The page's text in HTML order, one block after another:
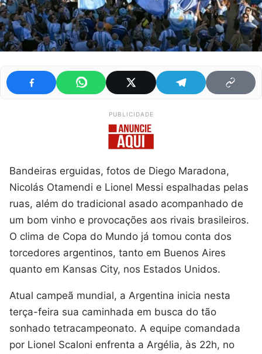
PUBLICIDADE
Bandeiras erguidas, fotos de Diego Maradona,
Nicolás Otamendi e Lionel Messi espalhadas pelas
ruas, além do tradicional asado acompanhado de
um bom vinho e provocações aos rivais brasileiros.
O clima de Copa do Mundo já tomou conta dos
torcedores argentinos, tanto em Buenos Aires
quanto em Kansas City, nos Estados Unidos.
Atual campeã mundial, a Argentina inicia nesta
terça-feira sua caminhada em busca do tão
sonhado tetracampeonato. A equipe comandada
por Lionel Scaloni enfrenta a Argélia, às 22h, no